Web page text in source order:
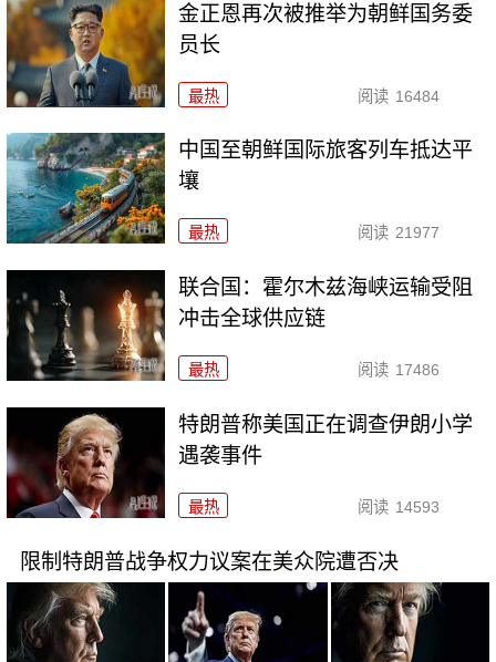
金正恩再次被推举为朝鲜国务委
员长
最热 阅读 16484
中国至朝鲜国际旅客列车抵达平
壤
最热 阅读 21977
联合国：霍尔木兹海峡运输受阻
冲击全球供应链
最热 阅读 17486
特朗普称美国正在调查伊朗小学
遇袭事件
最热 阅读 14593
限制特朗普战争权力议案在美众院遭否决